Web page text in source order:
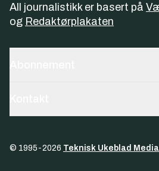
All journalistikk er basert på
og Redaktørplakaten
© 1995-2026 Teknisk Ukeblad